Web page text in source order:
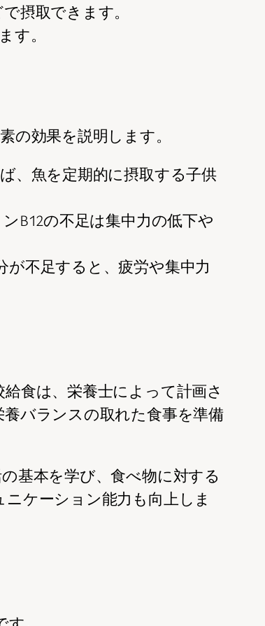
摂取できます。
す。
の効果を説明します。
、魚を定期的に摂取する子供
B12の不足は集中力の低下や
不足すると、疲労や集中力
食は、栄養士によって計画さ
バランスの取れた食事を準備
基本を学び、食べ物に対する
ケーション能力も向上しま